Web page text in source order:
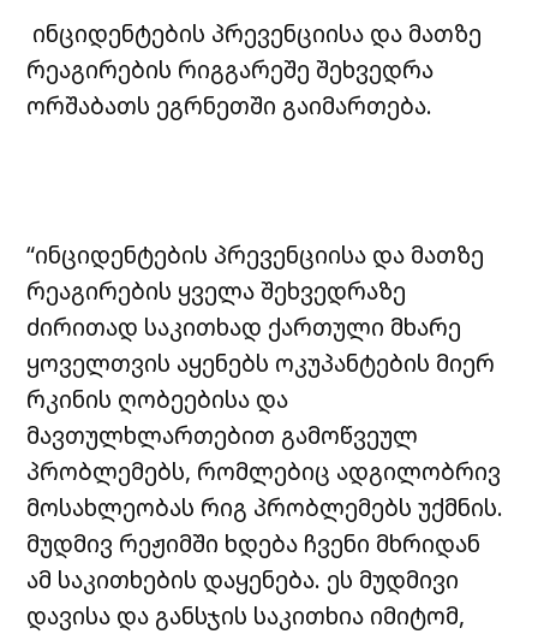
ინციდენტების პრევენციისა და მათზე
რეაგირების რიგგარეშე შეხვედრა
ორშაბათს ეგრნეთში გაიმართება.
“ინციდენტების პრევენციისა და მათზე
რეაგირების ყველა შეხვედრაზე
ძირითად საკითხად ქართული მხარე
ყოველთვის აყენებს ოკუპანტების მიერ
რკინის ღობეებისა და
მავთულხლართებით გამოწვეულ
პრობლემებს, რომლებიც ადგილობრივ
მოსახლეობას რიგ პრობლემებს უქმნის.
მუდმივ რეჟიმში ხდება ჩვენი მხრიდან
ამ საკითხების დაყენება. ეს მუდმივი
დავისა და განსჯის საკითხია იმიტომ,